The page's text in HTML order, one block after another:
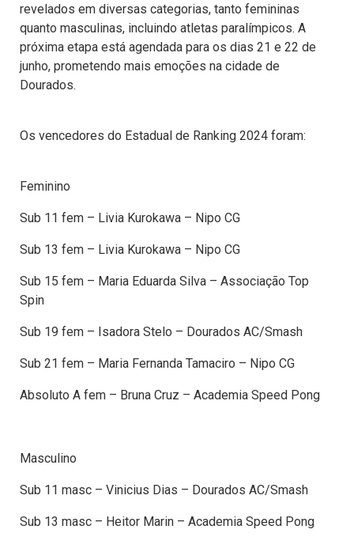
revelados em diversas categorias, tanto femininas
quanto masculinas, incluindo atletas paralímpicos. A
próxima etapa está agendada para os dias 21 e 22 de
junho, prometendo mais emoções na cidade de
Dourados.
Os vencedores do Estadual de Ranking 2024 foram:
Feminino
Sub 11 fem – Livia Kurokawa – Nipo CG
Sub 13 fem – Livia Kurokawa – Nipo CG
Sub 15 fem – Maria Eduarda Silva – Associação Top
Spin
Sub 19 fem – Isadora Stelo – Dourados AC/Smash
Sub 21 fem – Maria Fernanda Tamaciro – Nipo CG
Absoluto A fem – Bruna Cruz – Academia Speed Pong
Masculino
Sub 11 masc – Vinicius Dias – Dourados AC/Smash
Sub 13 masc – Heitor Marin – Academia Speed Pong